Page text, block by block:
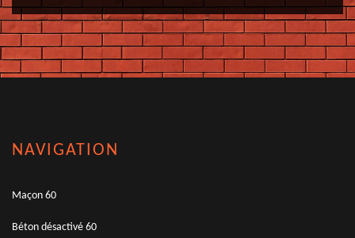
NAVIGATION
Maçon 60
Béton désactivé 60